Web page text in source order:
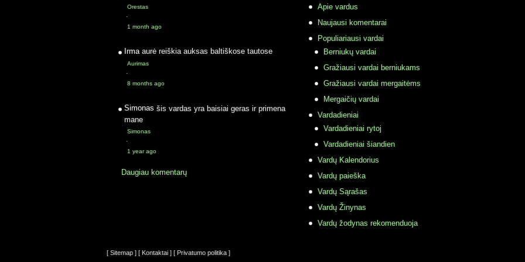
Orestas
·
1 month ago
Irma aurė reiškia auksas baltiškose tautose
Aurimas
·
8 months ago
Simonas šis vardas yra baisiai geras ir primena
mane
Simonas
·
1 year ago
Daugiau komentarų
Apie vardus
Naujausi komentarai
Populiariausi vardai
Berniukų vardai
Gražiausi vardai berniukams
Gražiausi vardai mergaitėms
Mergaičių vardai
Vardadieniai
Vardadieniai rytoj
Vardadieniai šiandien
Vardų Kalendorius
Vardų paieška
Vardų Sąrašas
Vardų Žinynas
Vardų žodynas rekomenduoja
[ Sitemap ] [ Kontaktai ] [ Privatumo politika ]